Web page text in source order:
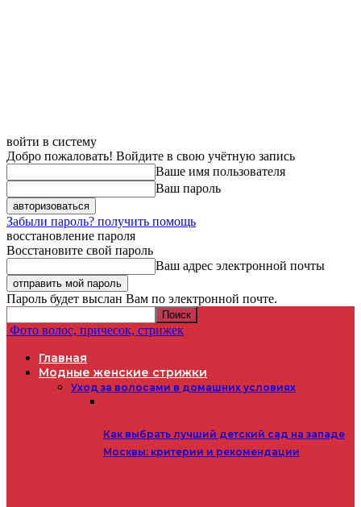
войти в систему
Добро пожаловать! Войдите в свою учётную запись
Ваше имя пользователя
Ваш пароль
Забыли пароль? получить помощь
восстановление пароля
Восстановите свой пароль
Ваш адрес электронной почты
Пароль будет выслан Вам по электронной почте.
Фото волос, причесок, стрижек
Главная
Модные женские стрижки
Уход за волосами в домашних условиях
Как выбрать лучший детский сад на западе
Москвы: критерии и рекомендации